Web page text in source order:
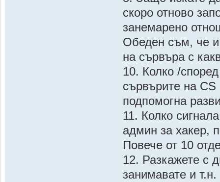
скоро отново
занемарено
Обеден съм, че и
на сървъра с
10. Колко /
сървърите на
подпомогна
11. Колко
админ за хакер,
Повече от 10
12. Разкажете с
занимавате и